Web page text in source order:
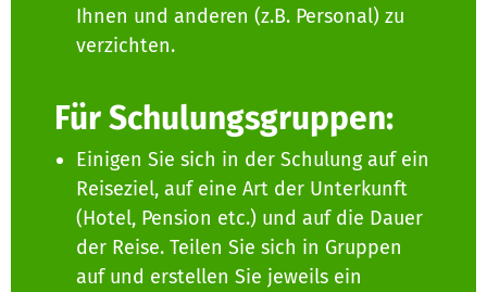
Ihnen und anderen (z.B. Personal) zu
verzichten.
Für Schulungsgruppen:
Einigen Sie sich in der Schulung auf ein
Reiseziel, auf eine Art der Unterkunft
(Hotel, Pension etc.) und auf die Dauer
der Reise. Teilen Sie sich in Gruppen
auf und erstellen Sie jeweils ein